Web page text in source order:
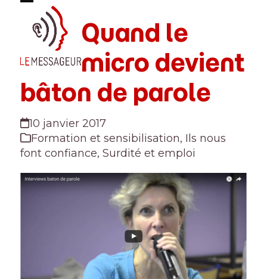
content
Open
mobile
menu
Close
mobile
menu
Quand le
micro devient
bâton de parole
10 janvier 2017
Formation et sensibilisation, Ils nous
font confiance, Surdité et emploi